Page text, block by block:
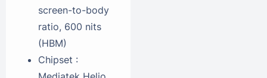
screen-to-body
ratio, 600 nits
(HBM)
Chipset :